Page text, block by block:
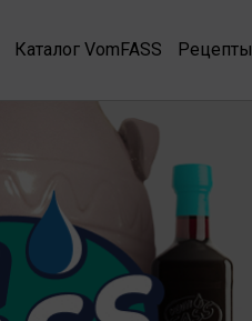
Каталог VomFASS Рецепты